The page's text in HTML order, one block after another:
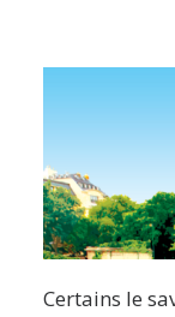
Certains le